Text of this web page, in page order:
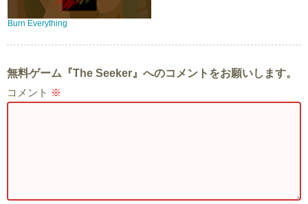
Burn Everything
無料ゲーム『The Seeker』へのコメントをお願いします。
コメント ※